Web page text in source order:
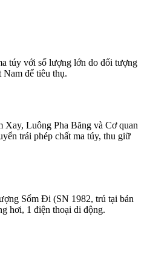
túy với số lượng lớn do đối tượng
để tiêu thụ.
Luông Pha Băng và Cơ quan
trái phép chất ma túy, thu giữ
Sổm Đi (SN 1982, trú tại bản
hơi, 1 điện thoại di động.